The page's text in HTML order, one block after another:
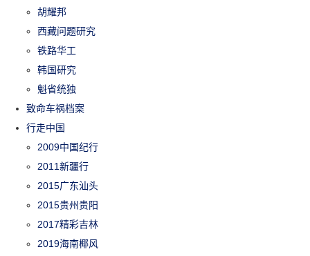
胡耀邦
西藏问题研究
铁路华工
韩国研究
魁省统独
致命车祸档案
行走中国
2009中国纪行
2011新疆行
2015广东汕头
2015贵州贵阳
2017精彩吉林
2019海南椰风